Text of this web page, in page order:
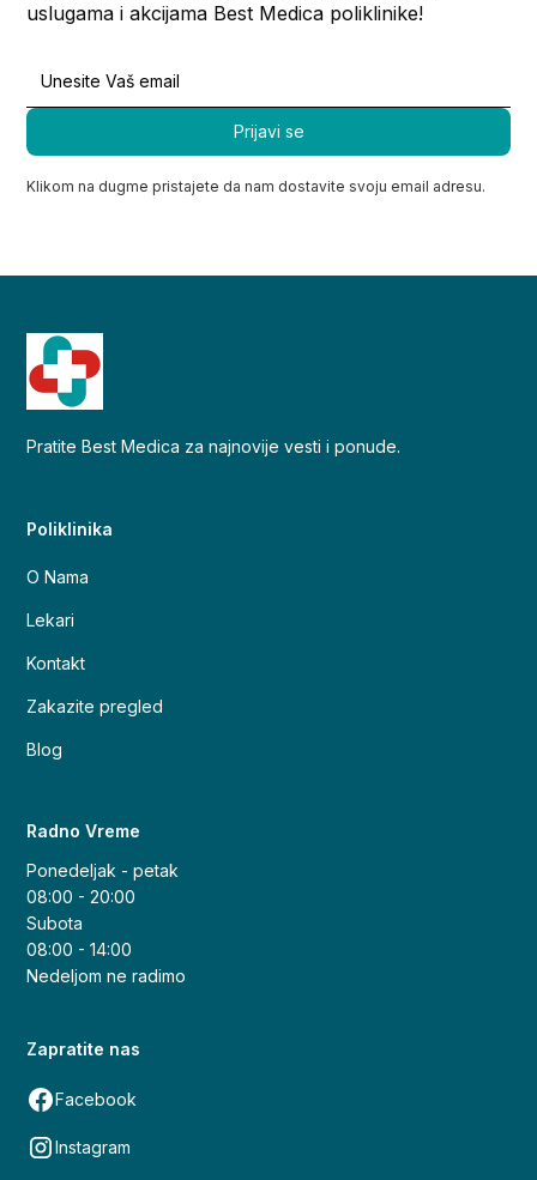
uslugama i akcijama Best Medica poliklinike!
Klikom na dugme pristajete da nam dostavite svoju email adresu.
Pratite Best Medica za najnovije vesti i ponude.
Poliklinika
O Nama
Lekari
Kontakt
Zakazite pregled
Blog
Radno Vreme
Ponedeljak - petak
08:00 - 20:00
Subota
08:00 - 14:00
Nedeljom ne radimo
Zapratite nas
Facebook
Instagram